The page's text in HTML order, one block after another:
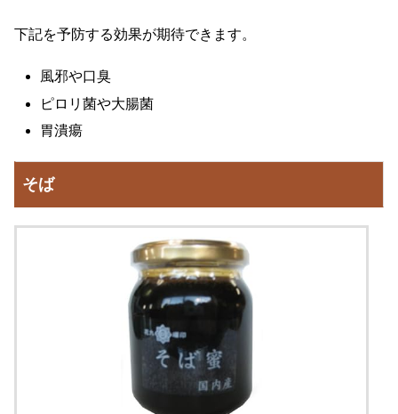
下記を予防する効果が期待できます。
風邪や口臭
ピロリ菌や大腸菌
胃潰瘍
そば